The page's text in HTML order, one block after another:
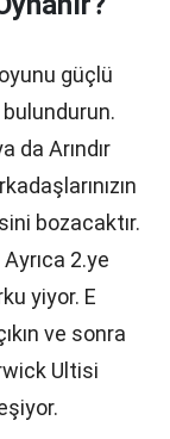
güçlü
da Arındır
bozacaktır.
2.ye
yiyor. E
ve sonra
Ultisi